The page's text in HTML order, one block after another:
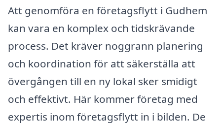
Att genomföra en företagsflytt i Gudhem
kan vara en komplex och tidskrävande
process. Det kräver noggrann planering
och koordination för att säkerställa att
övergången till en ny lokal sker smidigt
och effektivt. Här kommer företag med
expertis inom företagsflytt in i bilden. De